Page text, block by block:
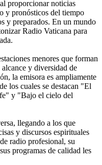
proporcionar noticias
y pronósticos del tiempo
y preparados. En un mundo
Radio Vaticana para
menores que forman
y diversidad de
la emisora es ampliamente
los cuales se destacan "El
y "Bajo el cielo del
llegando a los que
y discursos espirituales
radio profesional, su
programas de calidad les